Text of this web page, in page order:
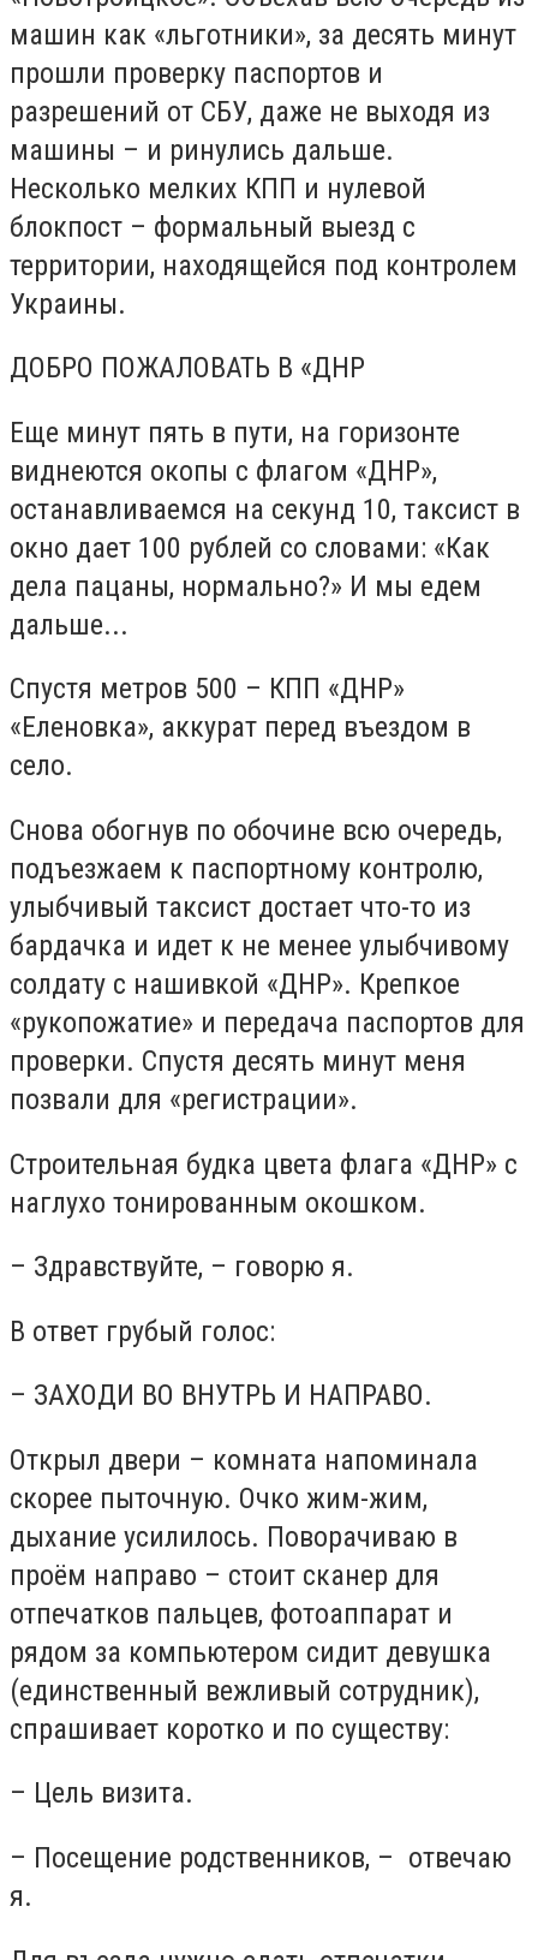
машин как «льготники», за десять минут
прошли проверку паспортов и
разрешений от СБУ, даже не выходя из
машины – и ринулись дальше.
Несколько мелких КПП и нулевой
блокпост – формальный выезд с
территории, находящейся под контролем
Украины.
ДОБРО ПОЖАЛОВАТЬ В «ДНР
Еще минут пять в пути, на горизонте
виднеются окопы с флагом «ДНР»,
останавливаемся на секунд 10, таксист в
окно дает 100 рублей со словами: «Как
дела пацаны, нормально?» И мы едем
дальше...
Спустя метров 500 – КПП «ДНР»
«Еленовка», аккурат перед въездом в
село.
Снова обогнув по обочине всю очередь,
подъезжаем к паспортному контролю,
улыбчивый таксист достает что-то из
бардачка и идет к не менее улыбчивому
солдату с нашивкой «ДНР». Крепкое
«рукопожатие» и передача паспортов для
проверки. Спустя десять минут меня
позвали для «регистрации».
Строительная будка цвета флага «ДНР» с
наглухо тонированным окошком.
– Здравствуйте, – говорю я.
В ответ грубый голос:
– ЗАХОДИ ВО ВНУТРЬ И НАПРАВО.
Открыл двери – комната напоминала
скорее пыточную. Очко жим-жим,
дыхание усилилось. Поворачиваю в
проём направо – стоит сканер для
отпечатков пальцев, фотоаппарат и
рядом за компьютером сидит девушка
(единственный вежливый сотрудник),
спрашивает коротко и по существу:
– Цель визита.
– Посещение родственников, – отвечаю
я.